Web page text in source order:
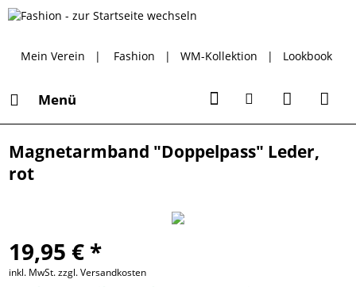
Mein Verein | Fashion | WM-Kollektion | Lookbook
Menü
Magnetarmband "Doppelpass" Leder,
rot
19,95 € *
inkl. MwSt.zzgl. Versandkosten